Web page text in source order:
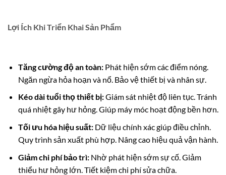
Lợi Ích Khi Triển Khai Sản Phẩm
Tăng cường độ an toàn:Phát hiện sớm các điểm nóng.
Ngăn ngừa hỏa hoạn và nổ. Bảo vệ thiết bị và nhân sự.
Kéo dài tuổi thọ thiết bị:Giám sát nhiệt độ liên tục. Tránh
quá nhiệt gây hư hỏng. Giúp máy móc hoạt động bền hơn.
Tối ưu hóa hiệu suất:Dữ liệu chính xác giúp điều chỉnh.
Quy trình sản xuất phù hợp. Nâng cao hiệu quả vận hành.
Giảm chi phí bảo trì:Nhờ phát hiện sớm sự cố. Giảm
thiểu hư hỏng lớn. Tiết kiệm chi phí sửa chữa.